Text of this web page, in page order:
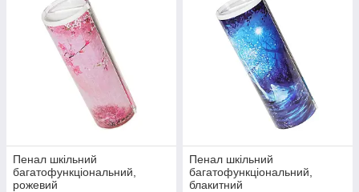
Пенал шкільний
багатофункціональний,
рожевий
Пенал шкільний
багатофункціональний,
блакитний